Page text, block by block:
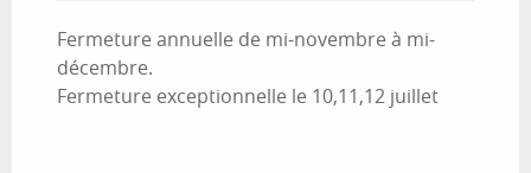
Fermeture annuelle de mi-novembre à mi-
décembre.
Fermeture exceptionnelle le 10,11,12 juillet